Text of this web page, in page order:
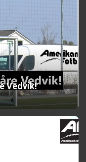
Vedvik!